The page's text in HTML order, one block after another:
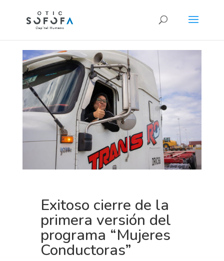
Exitoso cierre de la
primera versión del
programa “Mujeres
Conductoras”